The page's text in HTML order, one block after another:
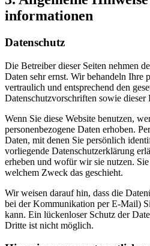
informationen
Datenschutz
Die Betreiber dieser Seiten nehmen
Daten sehr ernst. Wir behandeln Ihre
vertraulich und entsprechend den
Datenschutzvorschriften sowie dieser
Wenn Sie diese Website benutzen,
personenbezogene Daten erhoben.
Daten, mit denen Sie persönlich
vorliegende Datenschutzerklärung
erheben und wofür wir sie nutzen.
welchem Zweck das geschieht.
Wir weisen darauf hin, dass die
bei der Kommunikation per E-Mail)
kann. Ein lückenloser Schutz der
Dritte ist nicht möglich.